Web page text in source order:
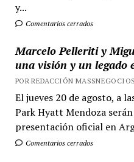
y...
Comentarios cerrados
Marcelo Pelleriti y
una visión y un legado
POR REDACCIÓN MASSNEGOCIOS
El jueves 20 de agosto, a
Park Hyatt Mendoza
presentación oficial en
Comentarios cerrados